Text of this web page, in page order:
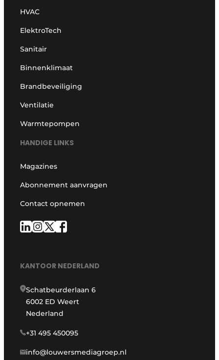
HVAC
ElektroTech
Sanitair
Binnenklimaat
Brandbeveiliging
Ventilatie
Warmtepompen
HANDIGE LINKS
Magazines
Abonnement aanvragen
Contact opnemen
KANTOOR NEDERLAND
Schatbeurderlaan 6
6002 ED Weert
Nederland
+31 495 450095
info@louwersmediagroep.nl